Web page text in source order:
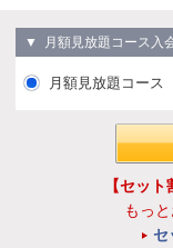
▼ 月額見放題コース入
月額見放題コース
【セット
もっ
セ